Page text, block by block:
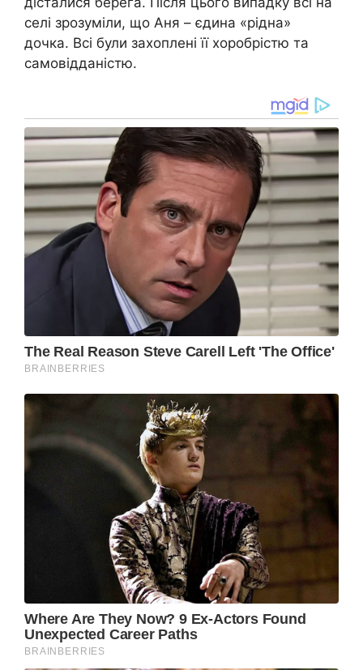
селі зрозуміли, що Аня – єдина «рідна»
дочка. Всі були захоплені її хоробрістю та
самовідданістю.